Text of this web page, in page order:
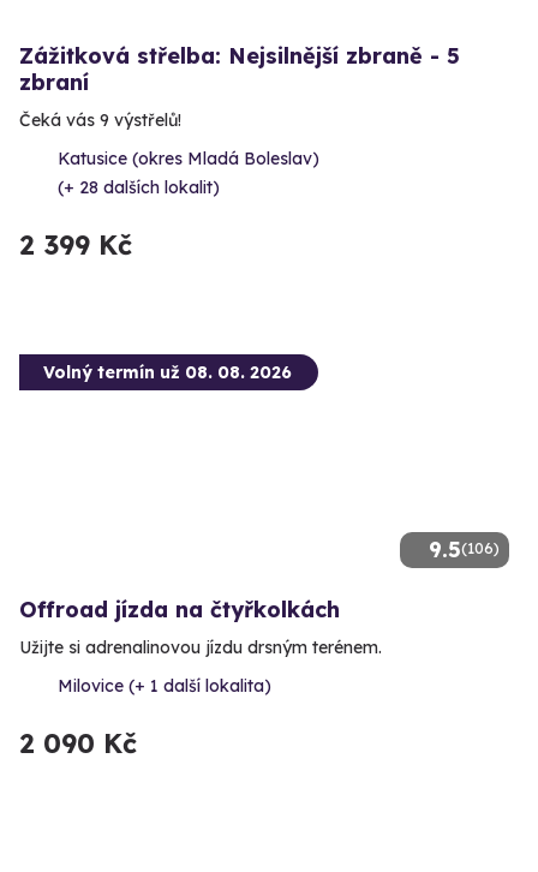
Zážitková střelba: Nejsilnější zbraně - 5
zbraní
Čeká vás 9 výstřelů!
Katusice (okres Mladá Boleslav)
(+ 28 dalších lokalit)
2 399 Kč
9.5(106)
Volný termín už 08. 08. 2026
Offroad jízda na čtyřkolkách
Užijte si adrenalinovou jízdu drsným terénem.
Milovice (+ 1 další lokalita)
2 090 Kč